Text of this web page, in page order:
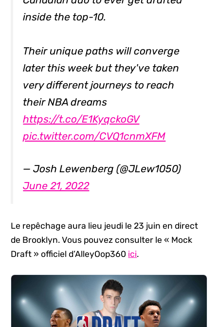
inside the top-10.
Their unique paths will converge
later this week but they've taken
very different journeys to reach
their NBA dreams
https://t.co/E1KyqckoGV
pic.twitter.com/CVQ1cnmXFM
— Josh Lewenberg (@JLew1050)
June 21, 2022
Le repêchage aura lieu jeudi le 23 juin en direct
de Brooklyn. Vous pouvez consulter le « Mock
Draft » officiel d’AlleyOop360 ici.